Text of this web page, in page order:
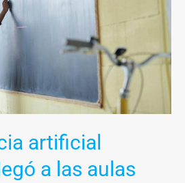
artificial
a las aulas